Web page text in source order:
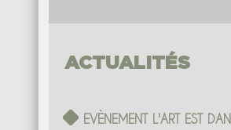
EVÈNEMENT L'ART EST